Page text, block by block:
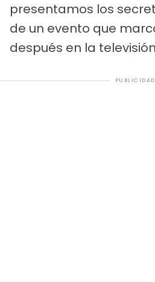
presentamos los
de un evento que
después en la
PUBLICIDAD